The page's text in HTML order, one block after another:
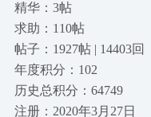
精华：3帖
求助：110帖
帖子：1927帖 | 14403回
年度积分：102
历史总积分：64749
注册：2020年3月27日